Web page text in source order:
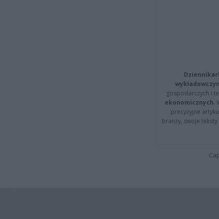
gospodarczych i
ekonomicznych.
precyzyjne
branży, swoje